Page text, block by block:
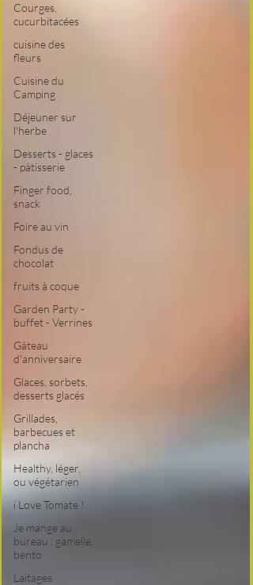
Courges,
cucurbitacées
cuisine des
fleurs
Cuisine du
Camping
Déjeuner sur
l'herbe
Desserts - glaces
- pâtisserie
Finger food,
snack
Foire au vin
Fondus de
chocolat
fruits à coque
Garden Party -
buffet - Verrines
Gâteau
d'anniversaire
Glaces, sorbets,
desserts glacés
Grillades,
barbecues et
plancha
Healthy, léger,
ou végétarien
i Love Tomate !
Je mange au
bureau : gamelle,
bento
Laitages